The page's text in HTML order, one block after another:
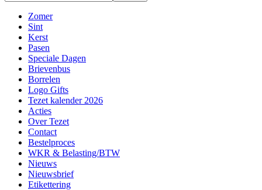
Zomer
Sint
Kerst
Pasen
Speciale Dagen
Brievenbus
Borrelen
Logo Gifts
Tezet kalender 2026
Acties
Over Tezet
Contact
Bestelproces
WKR & Belasting/BTW
Nieuws
Nieuwsbrief
Etikettering